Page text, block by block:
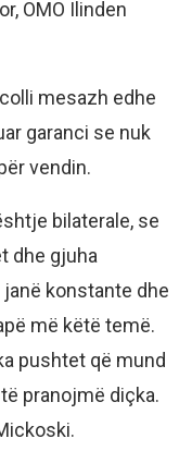
OMO Ilinden
mesazh edhe
garanci se nuk
vendin.
bilaterale, se
dhe gjuha
konstante dhe
më këtë temë.
pushtet që mund
pranojmë diçka.